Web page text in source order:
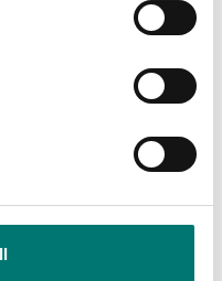
anpassning av touch
screen display på 3590